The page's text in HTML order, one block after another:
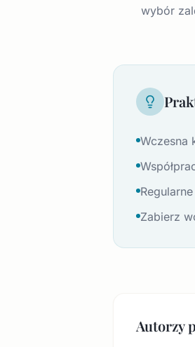
wybór
Wczesna
Zabierz
Autorzy